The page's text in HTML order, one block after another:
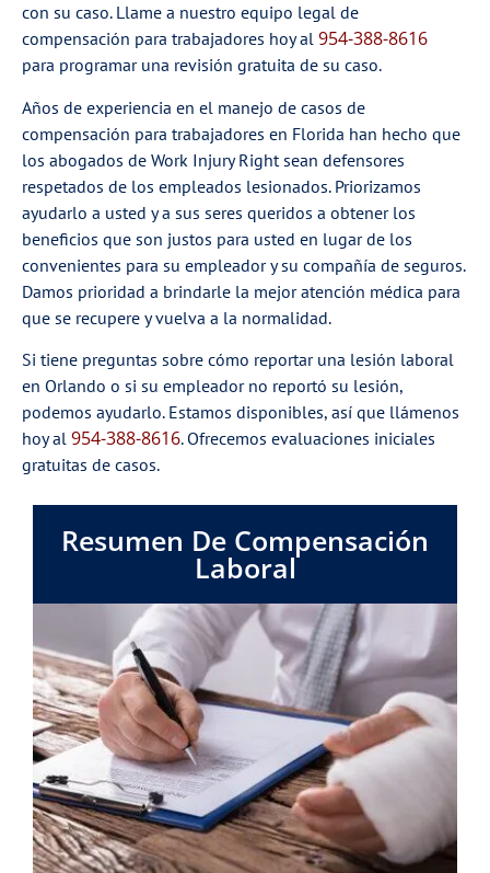
con su caso. Llame a nuestro equipo legal de
compensación para trabajadores hoy al 954-388-8616
para programar una revisión gratuita de su caso.
Años de experiencia en el manejo de casos de
compensación para trabajadores en Florida han hecho que
los abogados de Work Injury Right sean defensores
respetados de los empleados lesionados. Priorizamos
ayudarlo a usted y a sus seres queridos a obtener los
beneficios que son justos para usted en lugar de los
convenientes para su empleador y su compañía de seguros.
Damos prioridad a brindarle la mejor atención médica para
que se recupere y vuelva a la normalidad.
Si tiene preguntas sobre cómo reportar una lesión laboral
en Orlando o si su empleador no reportó su lesión,
podemos ayudarlo. Estamos disponibles, así que llámenos
hoy al 954-388-8616. Ofrecemos evaluaciones iniciales
gratuitas de casos.
Resumen De Compensación
Laboral